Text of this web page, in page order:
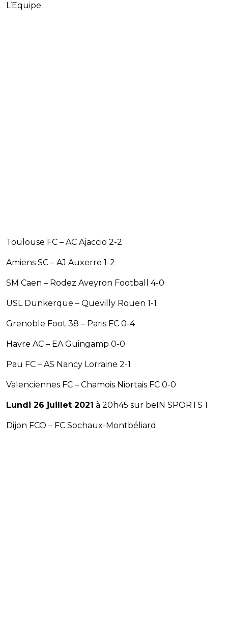
L’Equipe
Toulouse FC – AC Ajaccio 2-2
Amiens SC – AJ Auxerre 1-2
SM Caen – Rodez Aveyron Football 4-0
USL Dunkerque – Quevilly Rouen 1-1
Grenoble Foot 38 – Paris FC 0-4
Havre AC – EA Guingamp 0-0
Pau FC – AS Nancy Lorraine 2-1
Valenciennes FC – Chamois Niortais FC 0-0
Lundi 26 juillet 2021 à 20h45 sur beIN SPORTS 1
Dijon FCO – FC Sochaux-Montbéliard